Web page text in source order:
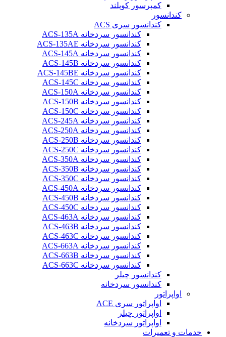
کمپرسور کوپلند
کندانسور
کندانسور سری ACS
کندانسور سردخانه ACS-135A
کندانسور سردخانه ACS-135AE
کندانسور سردخانه ACS-145A
کندانسور سردخانه ACS-145B
کندانسور سردخانه ACS-145BE
کندانسور سردخانه ACS-145C
کندانسور سردخانه ACS-150A
کندانسور سردخانه ACS-150B
کندانسور سردخانه ACS-150C
کندانسور سردخانه ACS-245A
کندانسور سردخانه ACS-250A
کندانسور سردخانه ACS-250B
کندانسور سردخانه ACS-250C
کندانسور سردخانه ACS-350A
کندانسور سردخانه ACS-350B
کندانسور سردخانه ACS-350C
کندانسور سردخانه ACS-450A
کندانسور سردخانه ACS-450B
کندانسور سردخانه ACS-450C
کندانسور سردخانه ACS-463A
کندانسور سردخانه ACS-463B
کندانسور سردخانه ACS-463C
کندانسور سردخانه ACS-663A
کندانسور سردخانه ACS-663B
کندانسور سردخانه ACS-663C
کندانسور چیلر
کندانسور سردخانه
اواپراتور
اواپراتور سری ACE
اواپراتور چیلر
اواپراتور سردخانه
خدمات و تعمیرات